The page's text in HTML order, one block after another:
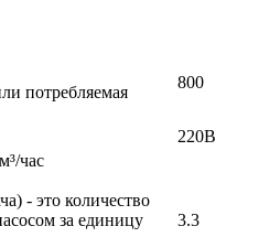
потребляемая
800
220В
час
- это количество
за единицу
3.3